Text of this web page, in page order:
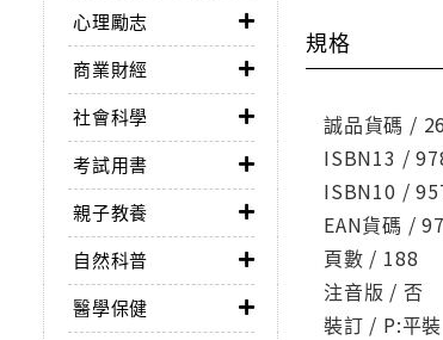
心理勵志
商業財經
社會科學
考試用書
親子教養
自然科普
醫學保健
規格
誠品貨碼 /
ISBN13 /
ISBN10 /
EAN貨碼 /
頁數 / 188
注音版 / 否
裝訂 / P:平裝